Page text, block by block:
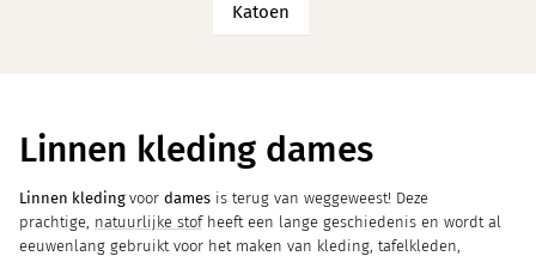
Katoen
Linnen kleding dames
Linnen kleding voor dames is terug van weggeweest! Deze
prachtige, natuurlijke stofheeft een lange geschiedenis en wordt al
eeuwenlang gebruikt voor het maken van kleding, tafelkleden,